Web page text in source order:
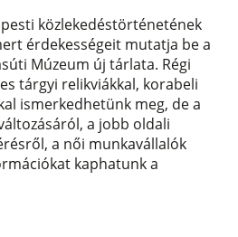
közlekedéstörténetének
érdekességeit mutatja be a
Múzeum új tárlata. Régi
tárgyi relikviákkal, korabeli
ismerkedhetünk meg, de a
a jobb oldali
a női munkavállalók
kaphatunk a